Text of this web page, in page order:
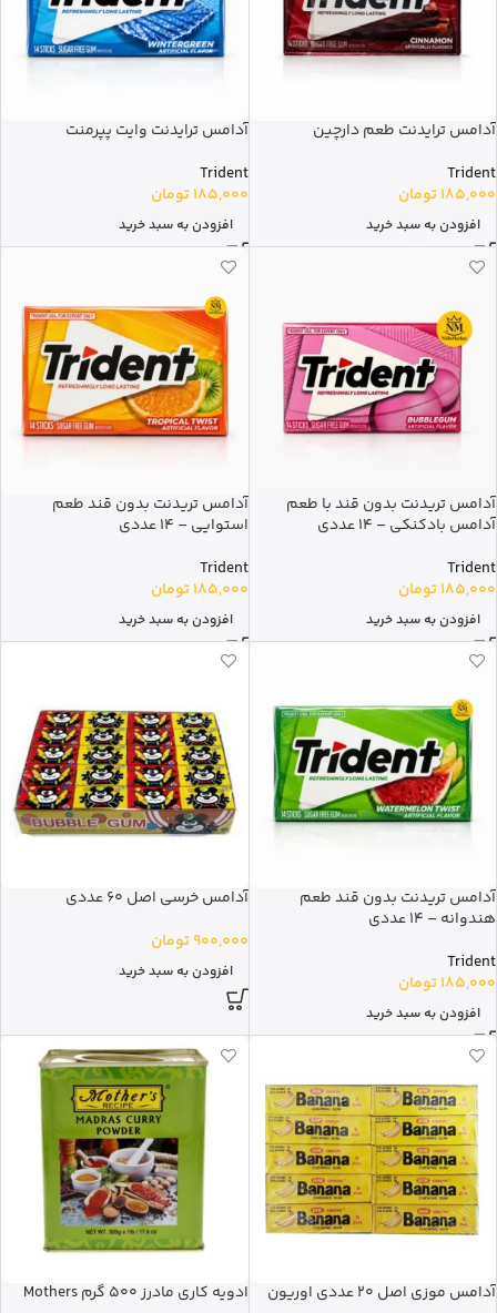
آدامس ترایدنت طعم دارچین
Trident
185,000تومان
افزودن به سبد خرید
آدامس ترایدنت وایت پپرمنت
Trident
185,000 تومان
افزودن به سبد خرید
آدامس تریدنت بدون قند با طعم
آدامس بادکنکی – 14 عددی
Trident
185,000تومان
افزودن به سبد خرید
آدامس تریدنت بدون قند طعم
استوایی – 14 عددی
Trident
185,000 تومان
افزودن به سبد خرید
آدامس تریدنت بدون قند طعم
هندوانه – 14 عددی
Trident
185,000تومان
افزودن به سبد خرید
آدامس خرسی اصل 60 عددی
900,000 تومان
افزودن به سبد خرید
آدامس موزی اصل 20 عددی اوریون
ادویه کاری مادرز 500 گرم Mothers